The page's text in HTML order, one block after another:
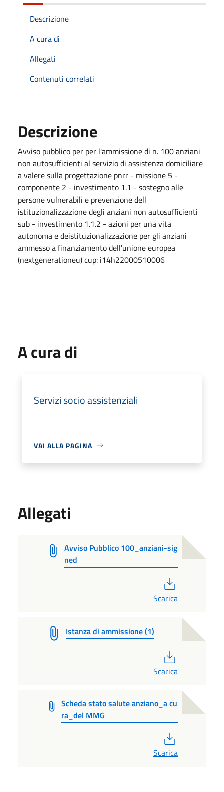
Descrizione
A cura di
Allegati
Contenuti correlati
Descrizione
Avviso pubblico per per l'ammissione di n. 100 anziani
non autosufficienti al servizio di assistenza domiciliare
a valere sulla progettazione pnrr - missione 5 -
componente 2 - investimento 1.1 - sostegno alle
persone vulnerabili e prevenzione dell
istituzionalizzazione degli anziani non autosufficienti
sub - investimento 1.1.2 - azioni per una vita
autonoma e deistituzionalizzazione per gli anziani
ammesso a finanziamento dell'unione europea
(nextgenerationeu) cup: i14h22000510006
A cura di
Servizi socio assistenziali
VAI ALLA PAGINA
Allegati
Avviso Pubblico 100_anziani-sig
ned
Scarica
Istanza di ammissione (1)
Scarica
Scheda stato salute anziano_a cu
ra_del MMG
Scarica